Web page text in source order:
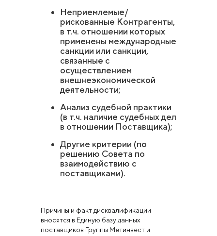
Неприемлемые/
рискованные Контрагенты,
в т.ч. отношении которых
применены международные
санкции или санкции,
связанные с
осуществлением
внешнеэкономической
деятельности;
Анализ судебной практики
(в т.ч. наличие судебных дел
в отношении Поставщика);
Другие критерии (по
решению Совета по
взаимодействию с
поставщиками).
Причины и факт дисквалификации
вносятся в Единую базу данных
поставщиков Группы Метинвест и